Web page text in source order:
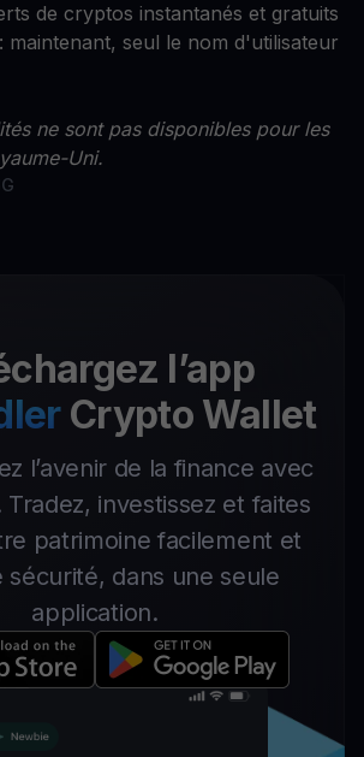
de cryptos instantanés et gratuits
maintenant, seul le nom d'utilisateur
ne sont pas disponibles pour les
Uni.
l’app
Crypto Wallet
l’avenir de la finance avec
Tradez, investissez et faites
patrimoine facilement et
sécurité, dans une seule
application.